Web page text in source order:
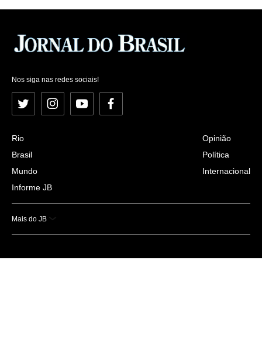
Nos siga nas redes sociais!
Twitter InstagramYouTubeFacebook
Rio
Brasil
Mundo
Informe JB
Opinião
Política
Internacional
Mais do JB
Esportes